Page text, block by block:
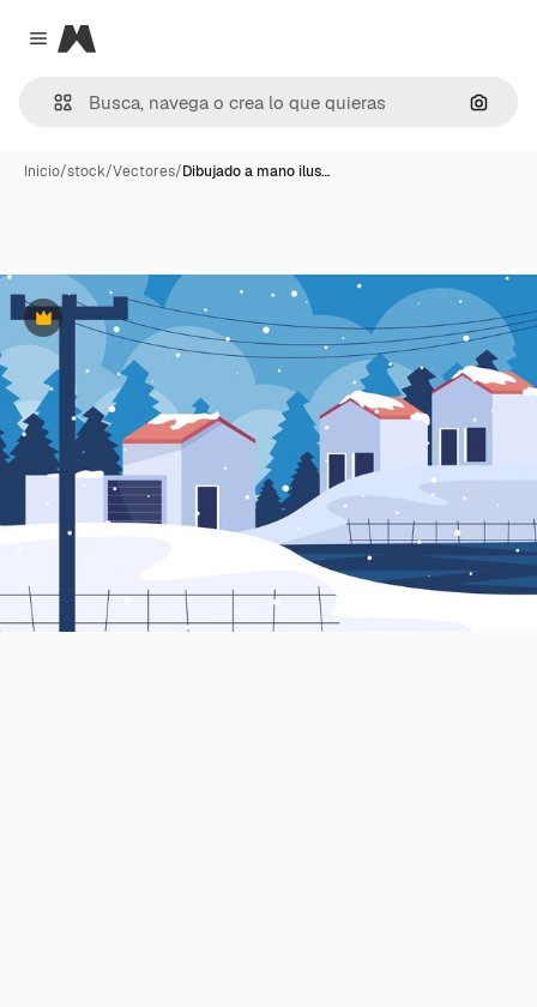
Close menu
Magnific
Inicio/stock/Vectores/Dibujado a mano ilus…
Premium